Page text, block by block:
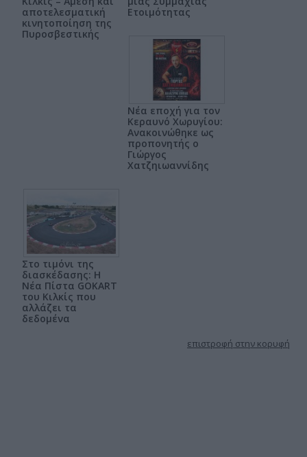
αποτελεσματική
κινητοποίηση της
Πυροσβεστικής
Ετοιμότητας
Νέα εποχή για τον
Κεραυνό Χωρυγίου:
Ανακοινώθηκε ως
προπονητής ο
Γιώργος
Χατζηιωαννίδης
Στο τιμόνι της
διασκέδασης: Η
Νέα Πίστα GOKART
του Κιλκίς που
αλλάζει τα
δεδομένα
επιστροφή στην κορυφή